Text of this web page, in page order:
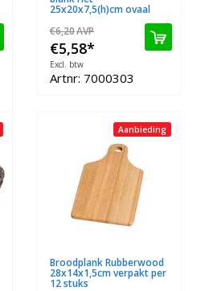
25x20x7,5(h)cm ovaal
€6,20AVP
€5,58*
Excl. btw
Artnr: 7000303
Aanbieding
Broodplank Rubberwood
28x14x1,5cm verpakt per
12 stuks